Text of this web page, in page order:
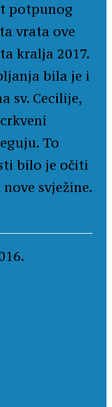
potpunog
vrata ove
kralja 2017.
bila je i
sv. Cecilije,
To
bilo je očiti
svježine.